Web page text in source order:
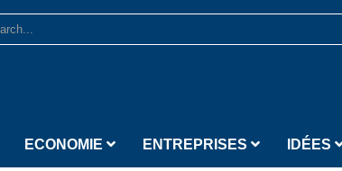
ECONOMIE ENTREPRISES IDÉES